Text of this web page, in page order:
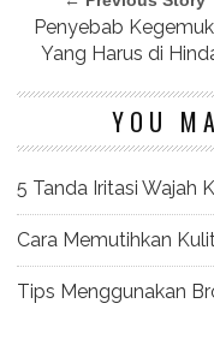
Penyebab
Yang Harus di
YOU
5 Tanda Iritasi Wajah
Cara Memutihkan
Tips Menggunakan